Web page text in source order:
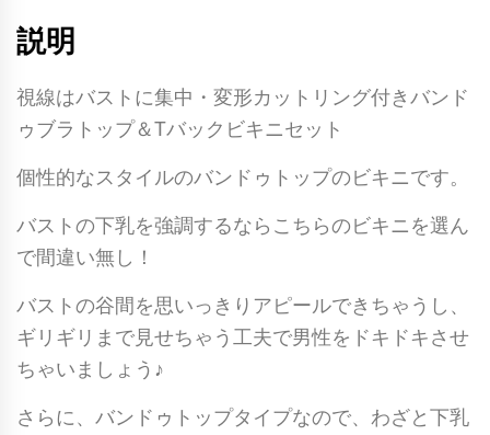
説明
視線はバストに集中・変形カットリング付きバンド
ゥブラトップ＆Tバックビキニセット
個性的なスタイルのバンドゥトップのビキニです。
バストの下乳を強調するならこちらのビキニを選ん
で間違い無し！
バストの谷間を思いっきりアピールできちゃうし、
ギリギリまで見せちゃう工夫で男性をドキドキさせ
ちゃいましょう♪
さらに、バンドゥトップタイプなので、わざと下乳